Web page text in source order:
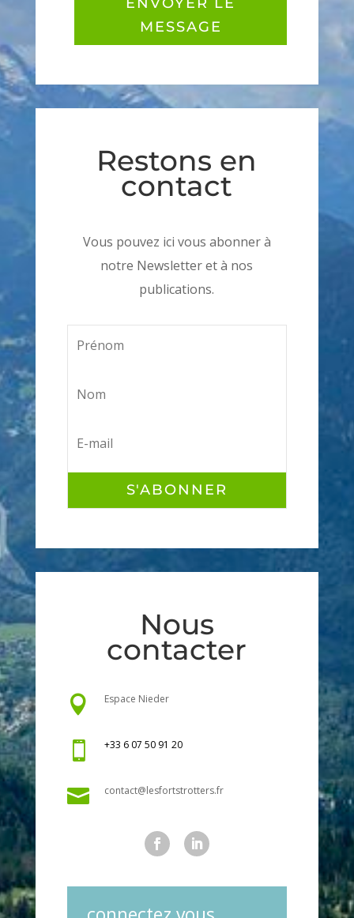
MESSAGE
Restons en
contact
Vous pouvez ici vous abonner à
notre Newsletter et à nos
publications.
S'ABONNER
Nous
contacter
 Espace Nieder
 +33 6 07 50 91 20
 contact@lesfortstrotters.fr